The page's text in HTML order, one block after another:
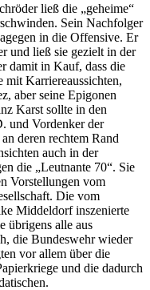
ließ die „geheime“
Sein Nachfolger
in die Offensive. Er
und ließ sie gezielt in der
damit in Kauf, dass die
mit Karriereaussichten,
aber seine Epigonen
Karst sollte in den
und Vordenker der
deren rechtem Rand
auch in der
die „Leutnante 70“. Sie
Vorstellungen vom
Die vom
Middeldorf inszenierte
übrigens alle aus
die Bundeswehr wieder
vor allem über die
und die dadurch